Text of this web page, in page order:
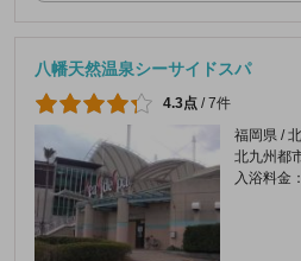
八幡天然温泉シーサイドスパ
4.3点 /7件
福岡県 /
北九州都
入浴料金